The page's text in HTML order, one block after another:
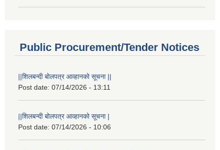
Public Procurement/Tender Notices
||शिलबन्दी बोलपत्र आव्हानको सूचना ||
Post date: 07/14/2026 - 13:11
||शिलबन्दी बोलपत्र आव्हानको सूचना |
Post date: 07/14/2026 - 10:06